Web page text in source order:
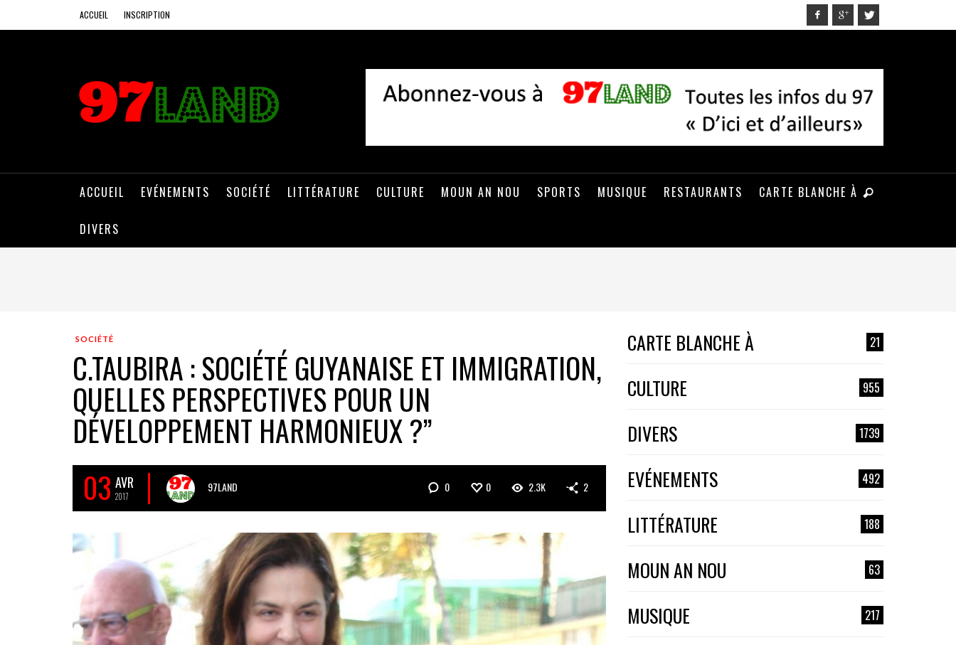
ACCUEIL INSCRIPTION
ACCUEIL EVÉNEMENTS SOCIÉTÉ LITTÉRATURE CULTURE MOUN AN NOU SPORTS MUSIQUE RESTAURANTS CARTE BLANCHE À
DIVERS
SOCIÉTÉ
C.TAUBIRA : SOCIÉTÉ GUYANAISE ET IMMIGRATION,
QUELLES PERSPECTIVES POUR UN
DÉVELOPPEMENT HARMONIEUX ?’’
03 AVR
2017
97LAND 0 0 2.3K 2
CARTE BLANCHE À 21
CULTURE 955
DIVERS 1739
EVÉNEMENTS 492
LITTÉRATURE 188
MOUN AN NOU 63
MUSIQUE 217